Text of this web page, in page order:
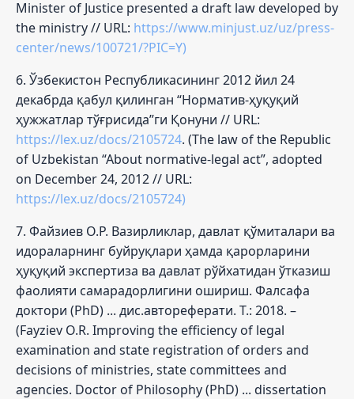
Minister of Justice presented a draft law developed by
the ministry // URL: https://www.minjust.uz/uz/press-
center/news/100721/?PIC=Y)
6. Ўзбекистон Республикасининг 2012 йил 24
декабрда қабул қилинган “Норматив-ҳуқуқий
ҳужжатлар тўғрисида”ги Қонуни // URL:
https://lex.uz/docs/2105724. (The law of the Republic
of Uzbekistan “About normative-legal act”, adopted
on December 24, 2012 // URL:
https://lex.uz/docs/2105724)
7. Файзиев О.Р. Вазирликлар, давлат қўмиталари ва
идораларнинг буйруқлари ҳамда қарорларини
ҳуқуқий экспертиза ва давлат рўйхатидан ўтказиш
фаолияти самарадорлигини ошириш. Фалсафа
доктори (PhD) ... дис.автореферати. Т.: 2018. –
(Fayziev O.R. Improving the efficiency of legal
examination and state registration of orders and
decisions of ministries, state committees and
agencies. Doctor of Philosophy (PhD) ... dissertation